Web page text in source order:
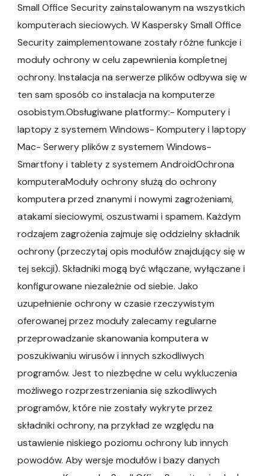
Small Office Security zainstalowanym na wszystkich
komputerach sieciowych. W Kaspersky Small Office
Security zaimplementowane zostały różne funkcje i
moduły ochrony w celu zapewnienia kompletnej
ochrony. Instalacja na serwerze plików odbywa się w
ten sam sposób co instalacja na komputerze
osobistym.Obsługiwane platformy:- Komputery i
laptopy z systemem Windows- Komputery i laptopy
Mac- Serwery plików z systemem Windows-
Smartfony i tablety z systemem AndroidOchrona
komputeraModuły ochrony służą do ochrony
komputera przed znanymi i nowymi zagrożeniami,
atakami sieciowymi, oszustwami i spamem. Każdym
rodzajem zagrożenia zajmuje się oddzielny składnik
ochrony (przeczytaj opis modułów znajdujący się w
tej sekcji). Składniki mogą być włączane, wyłączane i
konfigurowane niezależnie od siebie. Jako
uzupełnienie ochrony w czasie rzeczywistym
oferowanej przez moduły zalecamy regularne
przeprowadzanie skanowania komputera w
poszukiwaniu wirusów i innych szkodliwych
programów. Jest to niezbędne w celu wykluczenia
możliwego rozprzestrzeniania się szkodliwych
programów, które nie zostały wykryte przez
składniki ochrony, na przykład ze względu na
ustawienie niskiego poziomu ochrony lub innych
powodów. Aby wersje modułów i bazy danych